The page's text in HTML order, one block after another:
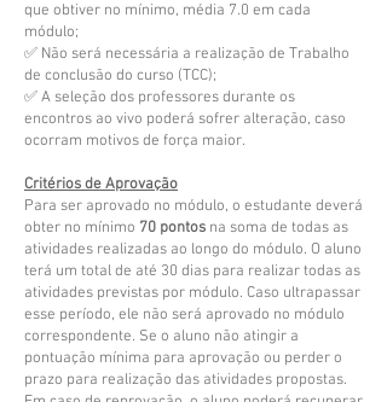
que obtiver no mínimo, média 7.0 em cada
módulo;
✅ Não será necessária a realização de Trabalho
de conclusão do curso (TCC);
✅ A seleção dos professores durante os
encontros ao vivo poderá sofrer alteração, caso
ocorram motivos de força maior.
Critérios de Aprovação
Para ser aprovado no módulo, o estudante deverá
obter no mínimo 70 pontos na soma de todas as
atividades realizadas ao longo do módulo. O aluno
terá um total de até 30 dias para realizar todas as
atividades previstas por módulo. Caso ultrapassar
esse período, ele não será aprovado no módulo
correspondente. Se o aluno não atingir a
pontuação mínima para aprovação ou perder o
prazo para realização das atividades propostas.